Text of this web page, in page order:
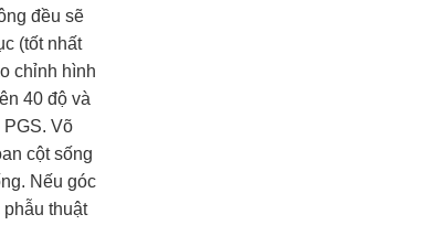
đều sẽ
(tốt nhất
chỉnh hình
40 độ và
PGS. Võ
cột sống
Nếu góc
thuật